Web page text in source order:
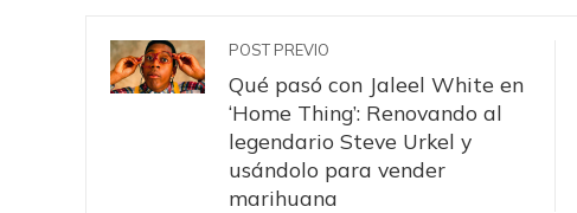
POST PREVIO
Qué pasó con Jaleel White en
‘Home Thing’: Renovando al
legendario Steve Urkel y
usándolo para vender
marihuana